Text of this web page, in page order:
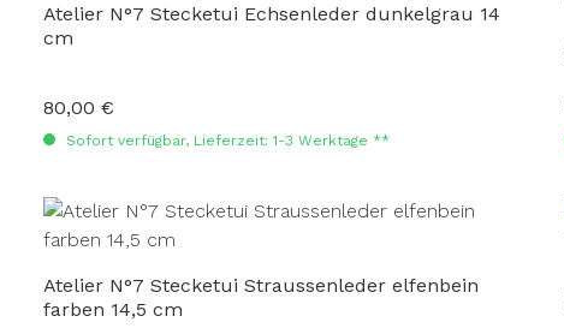
Atelier N°7 Stecketui Echsenleder dunkelgrau 14
cm
Regulärer Preis:
80,00 €
Sofort verfügbar, Lieferzeit: 1-3 Werktage **
Atelier N°7 Stecketui Straussenleder elfenbein
farben 14,5 cm